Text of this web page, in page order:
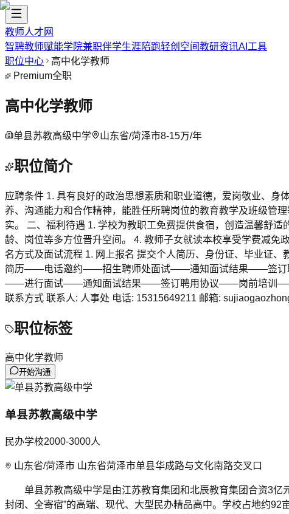
教师人才网
智聘教师赋能学院兼职伴学生涯陪跑轻创空间教研资讯AI工具
职位中心
高中化学教师
Premium全职
高中化学教师
单县苏教高级中学 山东省/菏泽市8-15万/年
职位简介
应聘条件 1. 具有良好的政治思想素质和职业道德，爱岗敬业、
养、沟通能力和合作精神，能胜任所聘岗位的教育教学及班级管
实。 二、福利待遇 1. 学校为教职工免费提供食宿，创造温馨舒
龄、岗位等多方位晋升空间。 4. 教师子女就读本校享受学费减免
名方式及面试流程 1. 网上报名 提交个人简历、身份证、毕业证
简历——电话邀约——招生聘师处面试——通知面试结果——签订
——进行面试——通知面试结果——签订聘用协议——岗前培训——上
联系方式 联系人: 人事处 电话: 15315649211 邮箱:
职位标签
高中化学教师
开始沟通
单县苏教高级中学
民办学校2000-3000人
山东省/菏泽市 山东省菏泽市单县华成路与文化南路交叉口
单县苏教高级中学是由江苏教育集团和北辰教育集团合资3亿
封闭、全寄宿”的高端、现代、大型民办精品高中。学校占地约